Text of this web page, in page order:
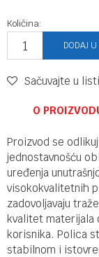
Količina:
DODAJ
Sačuvajte u
O
Proizvod se
jednostavnošću
uređenja
visokokvalitetnih
zadovoljavaju
kvalitet materijala
korisnika. Polica
stabilnom i